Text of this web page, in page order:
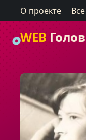
О проекте
WEB